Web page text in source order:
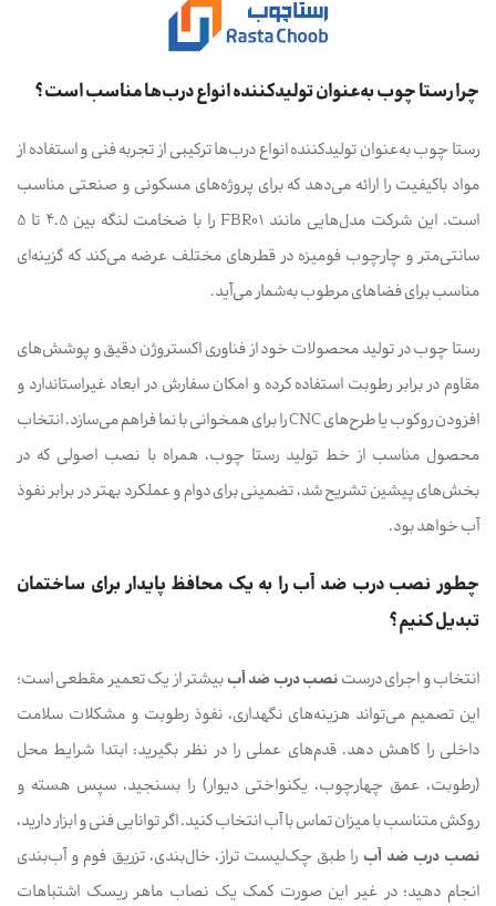
چرا رستا چوب به‌عنوان تولیدکننده انواع درب‌ها مناسب است؟
رستا چوب به‌عنوان تولیدکننده انواع درب‌ها ترکیبی از تجربه فنی و استفاده از
مواد باکیفیت را ارائه می‌دهد که برای پروژه‌های مسکونی و صنعتی مناسب
است. این شرکت مدل‌هایی مانند FBR01 را با ضخامت لنگه بین 4.5 تا 5
سانتی‌متر و چارچوب فومیزه در قطرهای مختلف عرضه می‌کند که گزینه‌ای
مناسب برای فضاهای مرطوب به‌شمار می‌آید.
رستا چوب در تولید محصولات خود از فناوری اکستروژن دقیق و پوشش‌های
مقاوم در برابر رطوبت استفاده کرده و امکان سفارش در ابعاد غیراستاندارد و
افزودن روکوب یا طرح‌های CNC را برای همخوانی با نما فراهم می‌سازد. انتخاب
محصول مناسب از خط تولید رستا چوب، همراه با نصب اصولی که در
بخش‌های پیشین تشریح شد، تضمینی برای دوام و عملکرد بهتر در برابر نفوذ
آب خواهد بود.
چطور نصب درب ضد آب را به یک محافظ پایدار برای ساختمان
تبدیل کنیم؟
انتخاب و اجرای درستنصب درب ضد آببیشتر از یک تعمیر مقطعی است؛
این تصمیم می‌تواند هزینه‌های نگهداری، نفوذ رطوبت و مشکلات سلامت
داخلی را کاهش دهد. قدم‌های عملی را در نظر بگیرید: ابتدا شرایط محل
(رطوبت، عمق چهارچوب، یکنواختی دیوار) را بسنجید، سپس هسته و
روکش متناسب با میزان تماس با آب انتخاب کنید. اگر توانایی فنی و ابزار دارید،
نصب درب ضد آب را طبق چک‌لیست تراز، خال‌بندی، تزریق فوم و آب‌بندی
انجام دهید؛ در غیر این صورت کمک یک نصاب ماهر ریسک اشتباهات